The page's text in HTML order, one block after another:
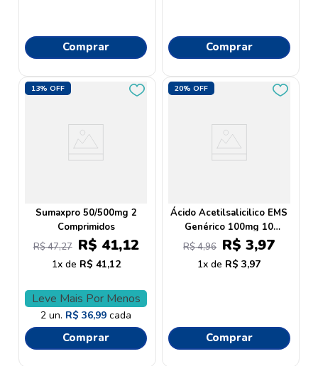
Comprar Comprar
13% OFF
Sumaxpro 50/500mg 2
Comprimidos
R$47,27 R$ 41,12
1 R$ 41,12
Leve Mais Por Menos
2 un. R$ 36,99 cada
Comprar
20% OFF
Ácido Acetilsalicilico EMS
Genérico 100mg 10
Comprimidos
R$4,96 R$ 3,97
1 R$ 3,97
Comprar